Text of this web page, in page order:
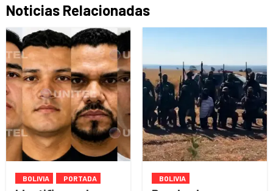
Noticias Relacionadas
BOLIVIA PORTADA BOLIVIA